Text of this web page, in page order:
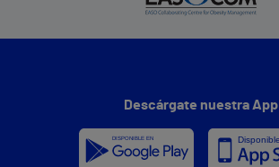
Descárgate nuestra App